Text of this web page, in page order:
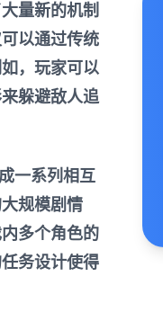
量新的机制
以通过传统
，玩家可以
躲避敌人追
一系列相互
规模剧情
多个角色的
务设计使得